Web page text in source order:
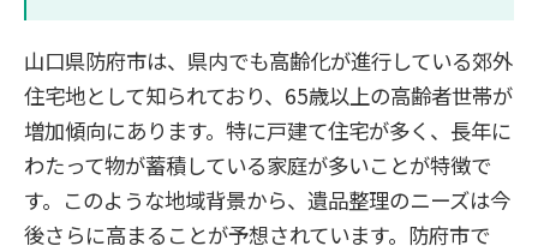
山口県防府市は、県内でも高齢化が進行している郊外
住宅地として知られており、65歳以上の高齢者世帯が
増加傾向にあります。特に戸建て住宅が多く、長年に
わたって物が蓄積している家庭が多いことが特徴で
す。このような地域背景から、遺品整理のニーズは今
後さらに高まることが予想されています。防府市で